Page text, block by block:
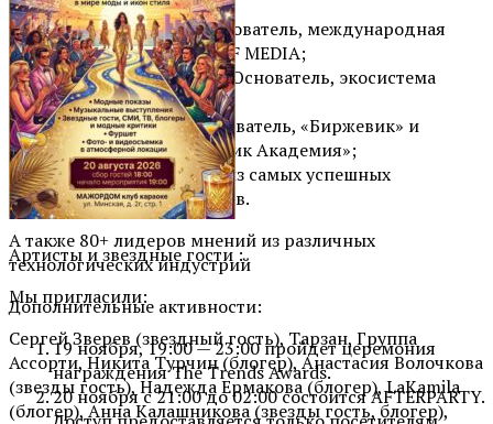
Эдгар Григорян, Основатель, международная
группа компаний ATF MEDIA;
Владислав Утушкин, Основатель, экосистема
MarsDao;
Михаил Чернов, Основатель, «Биржевик» и
основатель, «Биржевик Академия»;
Сэм Шарипов, один из самых успешных
опционных трейдеров.
А также 80+ лидеров мнений из различных
технологических индустрий
Дополнительные активности:
19 ноября, 19:00 — 23:00 пройдет церемония
награждения The Trends Awards.
20 ноября с 21:00 до 02:00 состоится AFTERPARTY.
Артисты и звездные гости :
Мы пригласили:
Сергей Зверев (звездный гость), Тарзан, Группа
Ассорти, Никита Турчин (блогер), Анастасия Волочкова
(звезды гость), Надежда Ермакова (блогер), LaKamila
(блогер), Анна Калашникова (звезды гость, блогер),